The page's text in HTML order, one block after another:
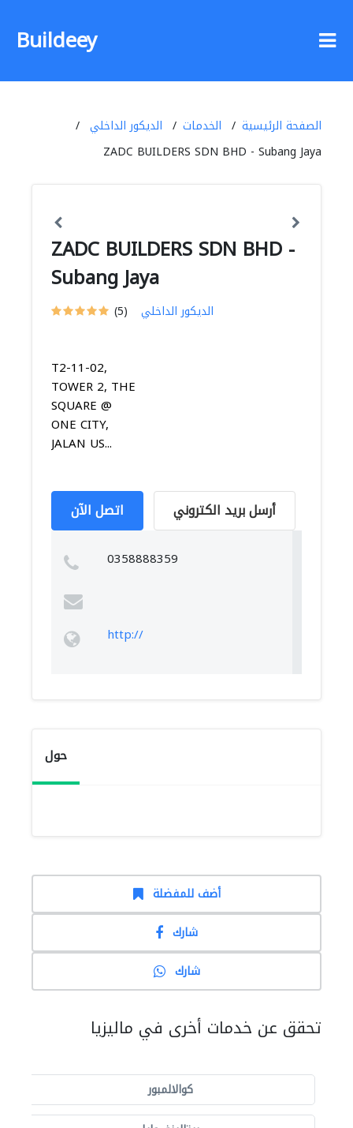
Buildeey
الصفحة الرئيسية الخدمات
الديكور الداخلي
ZADC BUILDERS SDN BHD - Subang Jaya
ZADC BUILDERS SDN BHD -
Subang Jaya
(5) الديكور الداخلي
T2-11-02,
TOWER 2, THE
SQUARE @
ONE CITY,
JALAN US...
اتصل الآن أرسل بريد الكتروني
0358888359
http://
حول
أضف للمفضلة
شارك
شارك
تحقق عن خدمات أخرى في ماليزيا
كوالالمبور